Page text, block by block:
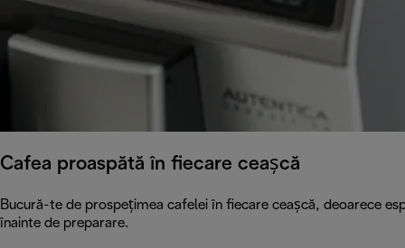
Cafea proaspătă în fiecare ceașcă
Bucură-te de prospețimea cafelei în fiecare ceașcă, deoarece
înainte de preparare.